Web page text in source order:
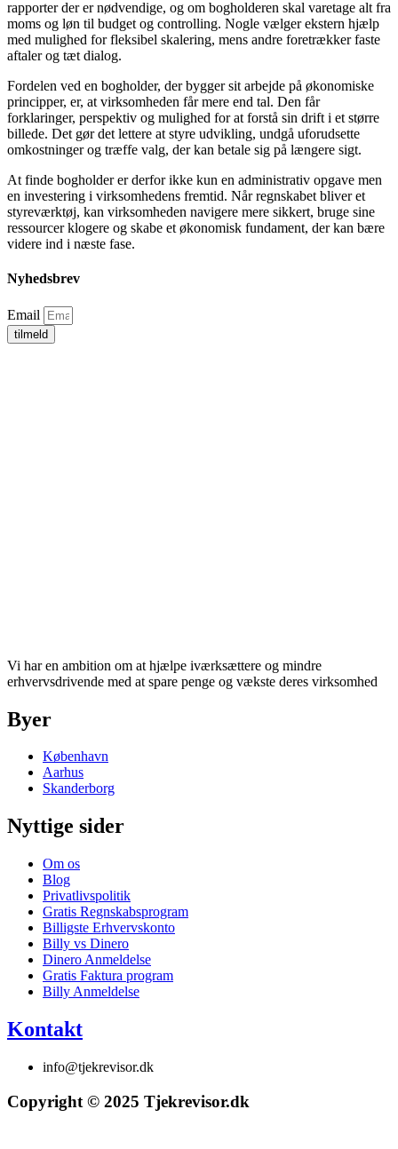
rapporter der er nødvendige, og om bogholderen skal varetage alt fra
moms og løn til budget og controlling. Nogle vælger ekstern hjælp
med mulighed for fleksibel skalering, mens andre foretrækker faste
aftaler og tæt dialog.
Fordelen ved en bogholder, der bygger sit arbejde på økonomiske
principper, er, at virksomheden får mere end tal. Den får
forklaringer, perspektiv og mulighed for at forstå sin drift i et større
billede. Det gør det lettere at styre udvikling, undgå uforudsette
omkostninger og træffe valg, der kan betale sig på længere sigt.
At finde bogholder er derfor ikke kun en administrativ opgave men
en investering i virksomhedens fremtid. Når regnskabet bliver et
styreværktøj, kan virksomheden navigere mere sikkert, bruge sine
ressourcer klogere og skabe et økonomisk fundament, der kan bære
videre ind i næste fase.
Nyhedsbrev
Email
tilmeld
Vi har en ambition om at hjælpe iværksættere og mindre
erhvervsdrivende med at spare penge og vækste deres virksomhed
Byer
København
Aarhus
Skanderborg
Nyttige sider
Om os
Blog
Privatlivspolitik
Gratis Regnskabsprogram
Billigste Erhvervskonto
Billy vs Dinero
Dinero Anmeldelse
Gratis Faktura program
Billy Anmeldelse
Kontakt
info@tjekrevisor.dk
Copyright © 2025 Tjekrevisor.dk